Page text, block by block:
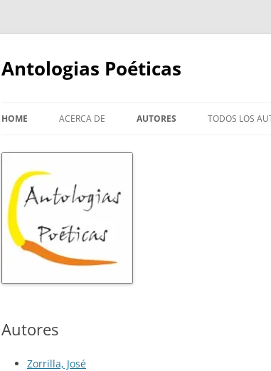
Skip
Antologias Poéticas
HOME ACERCA DE AUTORES TODOS LOS
Autores
Zorrilla, José